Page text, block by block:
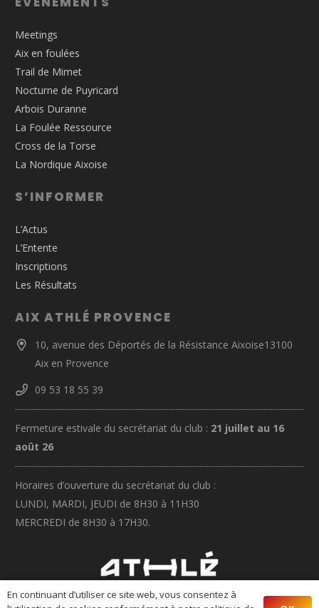
Meetings
Aix en foulées
Trail de Mimet
Nocturne de Puyricard
Arbois Duranne
La Foulée Ressource
Cross de la Torse
La Nordique Aixoise
S’INFORMER
L’Actus
L’Entente
Inscriptions
Les Résultats
AIX ATHLÉ PROVENCE
10, avenue des Déportés de la Résistance Aixoise13100
Aix en Provence
09 53 18 55 39
Fermeture estivale du secrétariat du club : 21 juillet au 16
août 26
Horaires d’ouverture du secrétariat du club :
LUNDI, MARDI, JEUDI de 8H30 à 11H30
MERCREDI de 8H30 à 17H30.
En continuant d’utiliser ce site web, vous consentez à